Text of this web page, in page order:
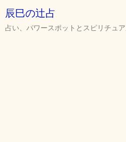
辰巳の辻占
占い、パワースポットとスピリチュ